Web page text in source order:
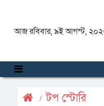
আজ রবিবার, ৯ই আগস্ট, ২০২৬
টপ স্টোরি